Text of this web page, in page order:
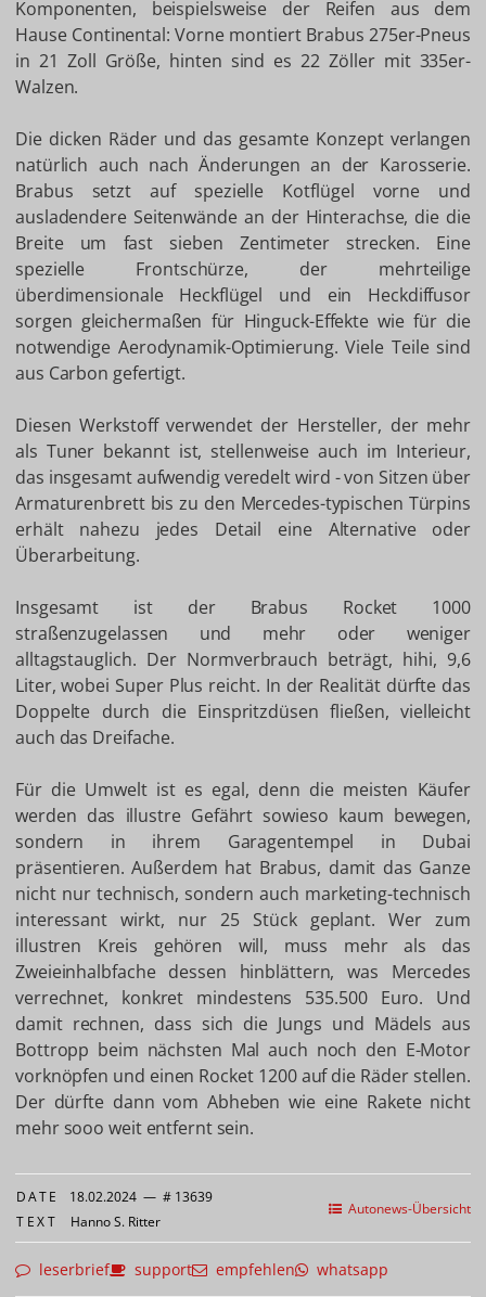
Komponenten, beispielsweise der Reifen aus dem
Hause Continental: Vorne montiert Brabus 275er-Pneus
in 21 Zoll Größe, hinten sind es 22 Zöller mit 335er-
Walzen.
Die dicken Räder und das gesamte Konzept verlangen
natürlich auch nach Änderungen an der Karosserie.
Brabus setzt auf spezielle Kotflügel vorne und
ausladendere Seitenwände an der Hinterachse, die die
Breite um fast sieben Zentimeter strecken. Eine
spezielle Frontschürze, der mehrteilige
überdimensionale Heckflügel und ein Heckdiffusor
sorgen gleichermaßen für Hinguck-Effekte wie für die
notwendige Aerodynamik-Optimierung. Viele Teile sind
aus Carbon gefertigt.
Diesen Werkstoff verwendet der Hersteller, der mehr
als Tuner bekannt ist, stellenweise auch im Interieur,
das insgesamt aufwendig veredelt wird - von Sitzen über
Armaturenbrett bis zu den Mercedes-typischen Türpins
erhält nahezu jedes Detail eine Alternative oder
Überarbeitung.
Insgesamt ist der Brabus Rocket 1000
straßenzugelassen und mehr oder weniger
alltagstauglich. Der Normverbrauch beträgt, hihi, 9,6
Liter, wobei Super Plus reicht. In der Realität dürfte das
Doppelte durch die Einspritzdüsen fließen, vielleicht
auch das Dreifache.
Für die Umwelt ist es egal, denn die meisten Käufer
werden das illustre Gefährt sowieso kaum bewegen,
sondern in ihrem Garagentempel in Dubai
präsentieren. Außerdem hat Brabus, damit das Ganze
nicht nur technisch, sondern auch marketing-technisch
interessant wirkt, nur 25 Stück geplant. Wer zum
illustren Kreis gehören will, muss mehr als das
Zweieinhalbfache dessen hinblättern, was Mercedes
verrechnet, konkret mindestens 535.500 Euro. Und
damit rechnen, dass sich die Jungs und Mädels aus
Bottropp beim nächsten Mal auch noch den E-Motor
vorknöpfen und einen Rocket 1200 auf die Räder stellen.
Der dürfte dann vom Abheben wie eine Rakete nicht
mehr sooo weit entfernt sein.
Autonews-Übersicht
DATE 18.02.2024 — # 13639
TEXT Hanno S. Ritter
leserbrief support empfehlen whatsapp